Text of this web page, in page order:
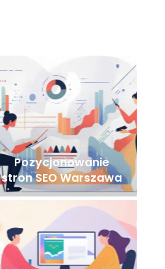
Pozycjonowanie
stron SEO Warszawa